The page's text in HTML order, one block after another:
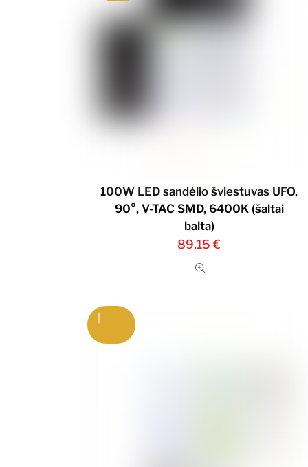
100W LED sandėlio šviestuvas UFO,
90°, V-TAC SMD, 6400K (šaltai
balta)
89,15€